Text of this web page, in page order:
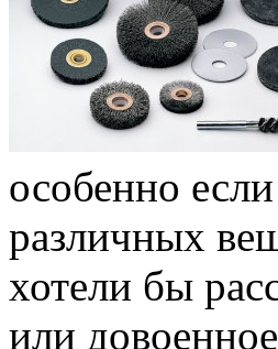
особенно
различных
хотели бы
или